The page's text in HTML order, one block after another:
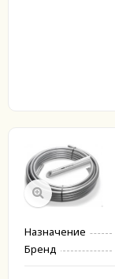
Назначение
Бренд